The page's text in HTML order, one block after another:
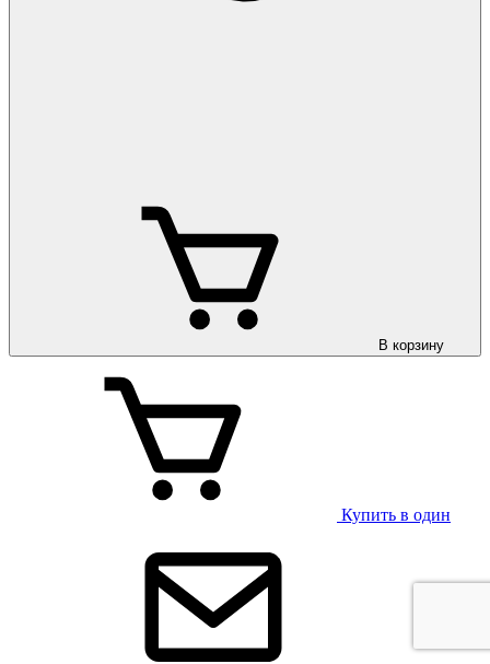
В корзину
Купить в один